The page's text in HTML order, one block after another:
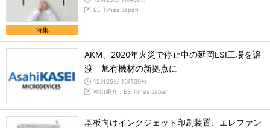
特集
EE Times Japan
AKM、2020年火災で停止中の延岡LSI工場を譲
渡 旭有機材の新拠点に
12月25日 10時30分
杉山康介，EE Times Japan
基板向けインクジェット印刷装置、エレファン